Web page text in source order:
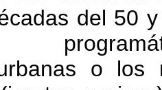
del 50
o los